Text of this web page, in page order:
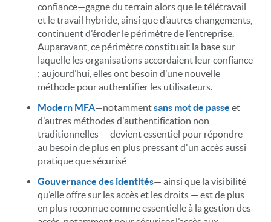
confiance—gagne du terrain alors que le télétravail
et le travail hybride, ainsi que d’autres changements,
continuent d’éroder le périmètre de l’entreprise.
Auparavant, ce périmètre constituait la base sur
laquelle les organisations accordaient leur confiance
; aujourd’hui, elles ont besoin d’une nouvelle
méthode pour authentifier les utilisateurs.
Modern MFA—notammentsans mot de passe et
d'autres méthodes d'authentification non
traditionnelles — devient essentiel pour répondre
au besoin de plus en plus pressant d'un accès aussi
pratique que sécurisé
Gouvernance des identités— ainsi que la visibilité
qu’elle offre sur les accès et les droits — est de plus
en plus reconnue comme essentielle à la gestion des